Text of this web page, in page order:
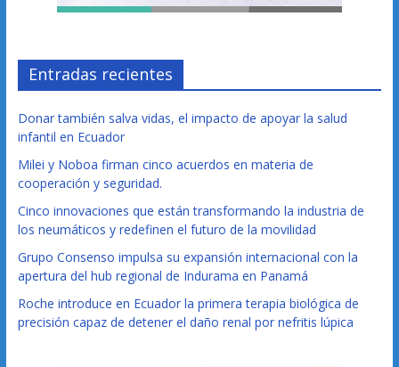
Entradas recientes
Donar también salva vidas, el impacto de apoyar la salud
infantil en Ecuador
Milei y Noboa firman cinco acuerdos en materia de
cooperación y seguridad.
Cinco innovaciones que están transformando la industria de
los neumáticos y redefinen el futuro de la movilidad
Grupo Consenso impulsa su expansión internacional con la
apertura del hub regional de Indurama en Panamá
Roche introduce en Ecuador la primera terapia biológica de
precisión capaz de detener el daño renal por nefritis lúpica